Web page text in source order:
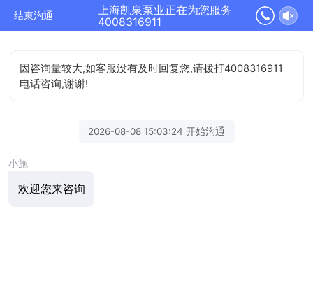
结束沟通
上海凯泉泵业正在为您服务
4008316911
因咨询量较大,如客服没有及时回复您,请拨打4008316911
电话咨询,谢谢!
2026-08-08 15:03:24 开始沟通
小施
欢迎您来咨询